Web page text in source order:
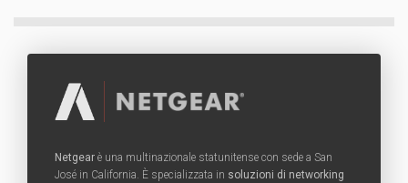
Netgear è una multinazionale statunitense con sede a San
José in California. È specializzata in soluzioni di networking